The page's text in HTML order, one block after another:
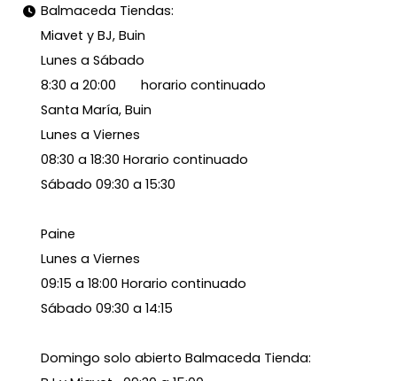
Balmaceda Tiendas:
Miavet y BJ, Buin
Lunes a Sábado
8:30 a 20:00 horario continuado
Santa María, Buin
Lunes a Viernes
08:30 a 18:30 Horario continuado
Sábado 09:30 a 15:30
Paine
Lunes a Viernes
09:15 a 18:00 Horario continuado
Sábado 09:30 a 14:15
Domingo solo abierto Balmaceda Tienda: